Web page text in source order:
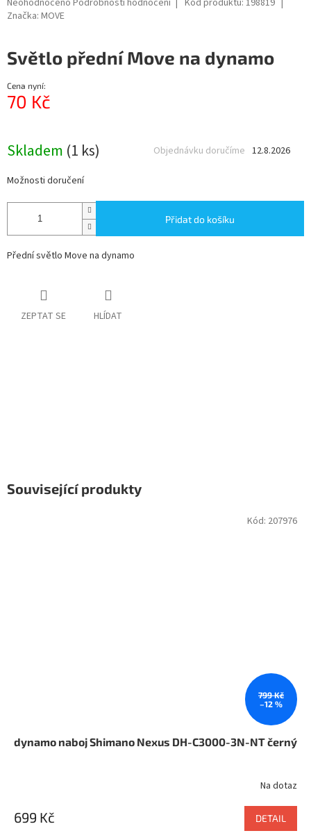
hodnocení
0,0
z
5
hvězdiček.
Neohodnoceno Podrobnosti hodnocení Kód produktu: 198819
Značka: MOVE
Světlo přední Move na dynamo
Cena nyní:
70 Kč
Skladem (1 ks) 12.8.2026
Objednávku doručíme
Možnosti doručení
Přidat do košíku
Přední světlo Move na dynamo
ZEPTAT SE HLÍDAT
Související produkty
799 Kč
–12 %
dynamo naboj Shimano Nexus DH-C3000-3N-NT černý
Na dotaz
699 Kč DETAIL
Kód: 207976